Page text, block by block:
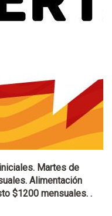
Martes de
Alimentación
$1200 mensuales. .